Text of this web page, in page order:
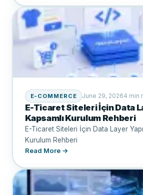
E-COMMERCE June 29, 20264 min
E-Ticaret Siteleri İçin Data
Kapsamlı Kurulum Rehberi
E-Ticaret Siteleri İçin Data Layer
Kurulum Rehberi
Read More →